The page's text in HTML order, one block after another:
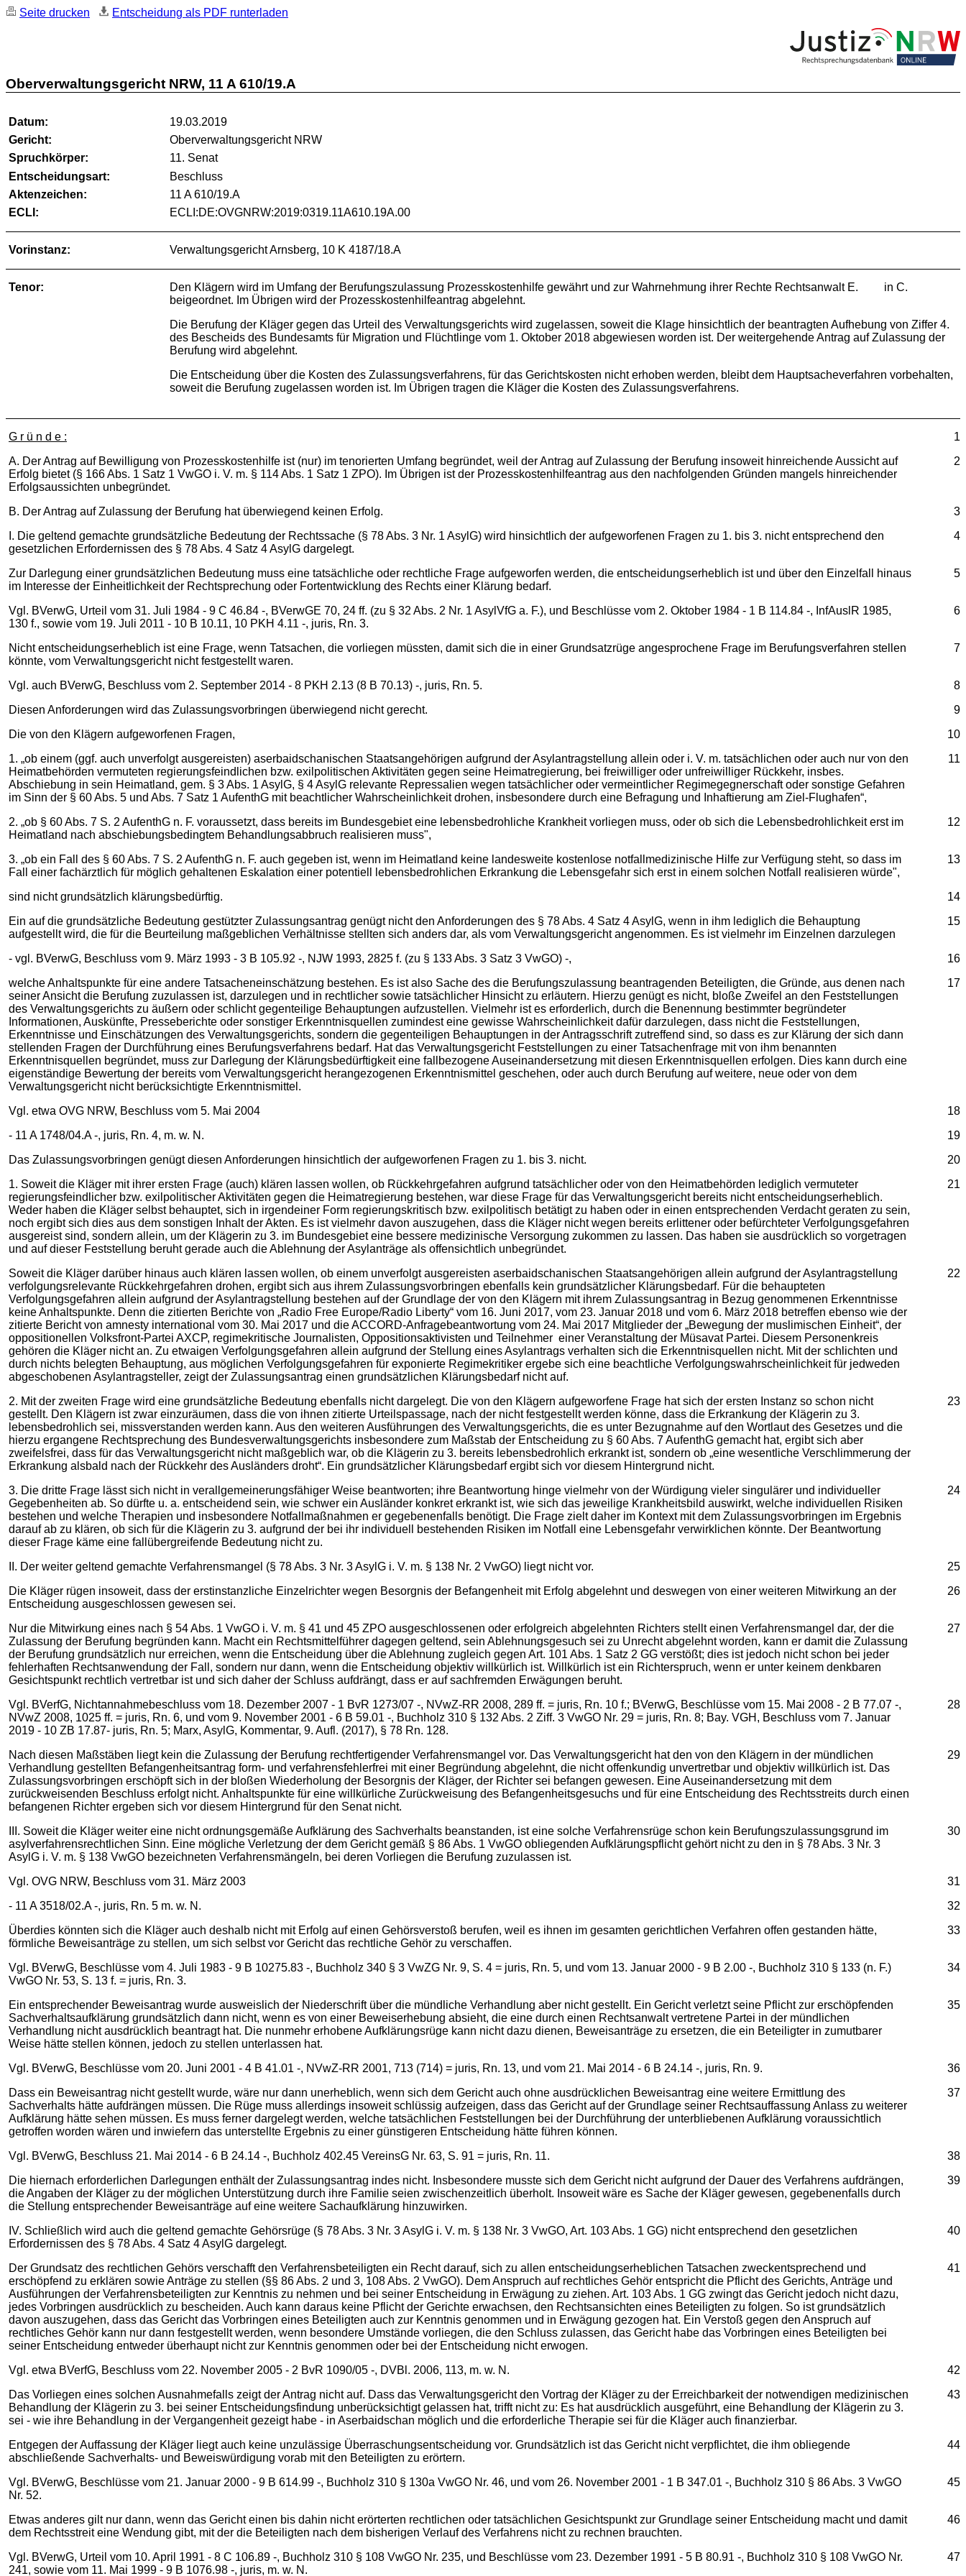
Seite drucken Entscheidung als PDF runterladen
Oberverwaltungsgericht NRW, 11 A 610/19.A
Datum:
19.03.2019
Gericht:
Oberverwaltungsgericht NRW
Spruchkörper:
11. Senat
Entscheidungsart:
Beschluss
Aktenzeichen:
11 A 610/19.A
ECLI:
ECLI:DE:OVGNRW:2019:0319.11A610.19A.00
Vorinstanz: Verwaltungsgericht Arnsberg, 10 K 4187/18.A
Tenor:
Den Klägern wird im Umfang der Berufungszulassung Prozesskostenhilfe gewährt und zur Wahrnehmung ihrer Rechte Rechtsanwalt E. in C.
beigeordnet. Im Übrigen wird der Prozesskostenhilfeantrag abgelehnt.
Die Berufung der Kläger gegen das Urteil des Verwaltungsgerichts wird zugelassen, soweit die Klage hinsichtlich der beantragten Aufhebung von Ziffer 4.
des Bescheids des Bundesamts für Migration und Flüchtlinge vom 1. Oktober 2018 abgewiesen worden ist. Der weitergehende Antrag auf Zulassung der
Berufung wird abgelehnt.
Die Entscheidung über die Kosten des Zulassungsverfahrens, für das Gerichtskosten nicht erhoben werden, bleibt dem Hauptsacheverfahren vorbehalten,
soweit die Berufung zugelassen worden ist. Im Übrigen tragen die Kläger die Kosten des Zulassungsverfahrens.
1
G r ü n d e :
2
A. Der Antrag auf Bewilligung von Prozesskostenhilfe ist (nur) im tenorierten Umfang begründet, weil der Antrag auf Zulassung der Berufung insoweit hinreichende Aussicht auf
Erfolg bietet (§ 166 Abs. 1 Satz 1 VwGO i. V. m. § 114 Abs. 1 Satz 1 ZPO). Im Übrigen ist der Prozesskostenhilfeantrag aus den nachfolgenden Gründen mangels hinreichender
Erfolgsaussichten unbegründet.
3
B. Der Antrag auf Zulassung der Berufung hat überwiegend keinen Erfolg.
4
I. Die geltend gemachte grundsätzliche Bedeutung der Rechtssache (§ 78 Abs. 3 Nr. 1 AsylG) wird hinsichtlich der aufgeworfenen Fragen zu 1. bis 3. nicht entsprechend den
gesetzlichen Erfordernissen des § 78 Abs. 4 Satz 4 AsylG dargelegt.
5
Zur Darlegung einer grundsätzlichen Bedeutung muss eine tatsächliche oder rechtliche Frage aufgeworfen werden, die entscheidungserheblich ist und über den Einzelfall hinaus
im Interesse der Einheitlichkeit der Rechtsprechung oder Fortentwicklung des Rechts einer Klärung bedarf.
6
Vgl. BVerwG, Urteil vom 31. Juli 1984 - 9 C 46.84 -, BVerwGE 70, 24 ff. (zu § 32 Abs. 2 Nr. 1 AsylVfG a. F.), und Beschlüsse vom 2. Oktober 1984 - 1 B 114.84 -, InfAuslR 1985,
130 f., sowie vom 19. Juli 2011 - 10 B 10.11, 10 PKH 4.11 -, juris, Rn. 3.
7
Nicht entscheidungserheblich ist eine Frage, wenn Tatsachen, die vorliegen müssten, damit sich die in einer Grundsatzrüge angesprochene Frage im Berufungsverfahren stellen
könnte, vom Verwaltungsgericht nicht festgestellt waren.
8
Vgl. auch BVerwG, Beschluss vom 2. September 2014 - 8 PKH 2.13 (8 B 70.13) -, juris, Rn. 5.
9
Diesen Anforderungen wird das Zulassungsvorbringen überwiegend nicht gerecht.
10
Die von den Klägern aufgeworfenen Fragen,
11
1. „ob einem (ggf. auch unverfolgt ausgereisten) aserbaidschanischen Staatsangehörigen aufgrund der Asylantragstellung allein oder i. V. m. tatsächlichen oder auch nur von den
Heimatbehörden vermuteten regierungsfeindlichen bzw. exilpolitischen Aktivitäten gegen seine Heimatregierung, bei freiwilliger oder unfreiwilliger Rückkehr, insbes.
Abschiebung in sein Heimatland, gem. § 3 Abs. 1 AsylG, § 4 AsylG relevante Repressalien wegen tatsächlicher oder vermeintlicher Regimegegnerschaft oder sonstige Gefahren
im Sinn der § 60 Abs. 5 und Abs. 7 Satz 1 AufenthG mit beachtlicher Wahrscheinlichkeit drohen, insbesondere durch eine Befragung und Inhaftierung am Ziel-Flughafen“,
12
2. „ob § 60 Abs. 7 S. 2 AufenthG n. F. voraussetzt, dass bereits im Bundesgebiet eine lebensbedrohliche Krankheit vorliegen muss, oder ob sich die Lebensbedrohlichkeit erst im
Heimatland nach abschiebungsbedingtem Behandlungsabbruch realisieren muss",
13
3. „ob ein Fall des § 60 Abs. 7 S. 2 AufenthG n. F. auch gegeben ist, wenn im Heimatland keine landesweite kostenlose notfallmedizinische Hilfe zur Verfügung steht, so dass im
Fall einer fachärztlich für möglich gehaltenen Eskalation einer potentiell lebensbedrohlichen Erkrankung die Lebensgefahr sich erst in einem solchen Notfall realisieren würde",
14
sind nicht grundsätzlich klärungsbedürftig.
15
Ein auf die grundsätzliche Bedeutung gestützter Zulassungsantrag genügt nicht den Anforderungen des § 78 Abs. 4 Satz 4 AsylG, wenn in ihm lediglich die Behauptung
aufgestellt wird, die für die Beurteilung maßgeblichen Verhältnisse stellten sich anders dar, als vom Verwaltungsgericht angenommen. Es ist vielmehr im Einzelnen darzulegen
16
- vgl. BVerwG, Beschluss vom 9. März 1993 - 3 B 105.92 -, NJW 1993, 2825 f. (zu § 133 Abs. 3 Satz 3 VwGO) -,
17
welche Anhaltspunkte für eine andere Tatsacheneinschätzung bestehen. Es ist also Sache des die Berufungszulassung beantragenden Beteiligten, die Gründe, aus denen nach
seiner Ansicht die Berufung zuzulassen ist, darzulegen und in rechtlicher sowie tatsächlicher Hinsicht zu erläutern. Hierzu genügt es nicht, bloße Zweifel an den Feststellungen
des Verwaltungsgerichts zu äußern oder schlicht gegenteilige Behauptungen aufzustellen. Vielmehr ist es erforderlich, durch die Benennung bestimmter begründeter
Informationen, Auskünfte, Presseberichte oder sonstiger Erkenntnisquellen zumindest eine gewisse Wahrscheinlichkeit dafür darzulegen, dass nicht die Feststellungen,
Erkenntnisse und Einschätzungen des Verwaltungsgerichts, sondern die gegenteiligen Behauptungen in der Antragsschrift zutreffend sind, so dass es zur Klärung der sich dann
stellenden Fragen der Durchführung eines Berufungsverfahrens bedarf. Hat das Verwaltungsgericht Feststellungen zu einer Tatsachenfrage mit von ihm benannten
Erkenntnisquellen begründet, muss zur Darlegung der Klärungsbedürftigkeit eine fallbezogene Auseinandersetzung mit diesen Erkenntnisquellen erfolgen. Dies kann durch eine
eigenständige Bewertung der bereits vom Verwaltungsgericht herangezogenen Erkenntnismittel geschehen, oder auch durch Berufung auf weitere, neue oder von dem
Verwaltungsgericht nicht berücksichtigte Erkenntnismittel.
18
Vgl. etwa OVG NRW, Beschluss vom 5. Mai 2004
19
- 11 A 1748/04.A -, juris, Rn. 4, m. w. N.
20
Das Zulassungsvorbringen genügt diesen Anforderungen hinsichtlich der aufgeworfenen Fragen zu 1. bis 3. nicht.
21
1. Soweit die Kläger mit ihrer ersten Frage (auch) klären lassen wollen, ob Rückkehrgefahren aufgrund tatsächlicher oder von den Heimatbehörden lediglich vermuteter
regierungsfeindlicher bzw. exilpolitischer Aktivitäten gegen die Heimatregierung bestehen, war diese Frage für das Verwaltungsgericht bereits nicht entscheidungserheblich.
Weder haben die Kläger selbst behauptet, sich in irgendeiner Form regierungskritisch bzw. exilpolitisch betätigt zu haben oder in einen entsprechenden Verdacht geraten zu sein,
noch ergibt sich dies aus dem sonstigen Inhalt der Akten. Es ist vielmehr davon auszugehen, dass die Kläger nicht wegen bereits erlittener oder befürchteter Verfolgungsgefahren
ausgereist sind, sondern allein, um der Klägerin zu 3. im Bundesgebiet eine bessere medizinische Versorgung zukommen zu lassen. Das haben sie ausdrücklich so vorgetragen
und auf dieser Feststellung beruht gerade auch die Ablehnung der Asylanträge als offensichtlich unbegründet.
22
Soweit die Kläger darüber hinaus auch klären lassen wollen, ob einem unverfolgt ausgereisten aserbaidschanischen Staatsangehörigen allein aufgrund der Asylantragstellung
verfolgungsrelevante Rückkehrgefahren drohen, ergibt sich aus ihrem Zulassungsvorbringen ebenfalls kein grundsätzlicher Klärungsbedarf. Für die behaupteten
Verfolgungsgefahren allein aufgrund der Asylantragstellung bestehen auf der Grundlage der von den Klägern mit ihrem Zulassungsantrag in Bezug genommenen Erkenntnisse
keine Anhaltspunkte. Denn die zitierten Berichte von „Radio Free Europe/Radio Liberty“ vom 16. Juni 2017, vom 23. Januar 2018 und vom 6. März 2018 betreffen ebenso wie der
zitierte Bericht von amnesty international vom 30. Mai 2017 und die ACCORD-Anfragebeantwortung vom 24. Mai 2017 Mitglieder der „Bewegung der muslimischen Einheit“, der
oppositionellen Volksfront-Partei AXCP, regimekritische Journalisten, Oppositionsaktivisten und Teilnehmer einer Veranstaltung der Müsavat Partei. Diesem Personenkreis
gehören die Kläger nicht an. Zu etwaigen Verfolgungsgefahren allein aufgrund der Stellung eines Asylantrags verhalten sich die Erkenntnisquellen nicht. Mit der schlichten und
durch nichts belegten Behauptung, aus möglichen Verfolgungsgefahren für exponierte Regimekritiker ergebe sich eine beachtliche Verfolgungswahrscheinlichkeit für jedweden
abgeschobenen Asylantragsteller, zeigt der Zulassungsantrag einen grundsätzlichen Klärungsbedarf nicht auf.
23
2. Mit der zweiten Frage wird eine grundsätzliche Bedeutung ebenfalls nicht dargelegt. Die von den Klägern aufgeworfene Frage hat sich der ersten Instanz so schon nicht
gestellt. Den Klägern ist zwar einzuräumen, dass die von ihnen zitierte Urteilspassage, nach der nicht festgestellt werden könne, dass die Erkrankung der Klägerin zu 3.
lebensbedrohlich sei, missverstanden werden kann. Aus den weiteren Ausführungen des Verwaltungsgerichts, die es unter Bezugnahme auf den Wortlaut des Gesetzes und die
hierzu ergangene Rechtsprechung des Bundesverwaltungsgerichts insbesondere zum Maßstab der Entscheidung zu § 60 Abs. 7 AufenthG gemacht hat, ergibt sich aber
zweifelsfrei, dass für das Verwaltungsgericht nicht maßgeblich war, ob die Klägerin zu 3. bereits lebensbedrohlich erkrankt ist, sondern ob „eine wesentliche Verschlimmerung der
Erkrankung alsbald nach der Rückkehr des Ausländers droht“. Ein grundsätzlicher Klärungsbedarf ergibt sich vor diesem Hintergrund nicht.
24
3. Die dritte Frage lässt sich nicht in verallgemeinerungsfähiger Weise beantworten; ihre Beantwortung hinge vielmehr von der Würdigung vieler singulärer und individueller
Gegebenheiten ab. So dürfte u. a. entscheidend sein, wie schwer ein Ausländer konkret erkrankt ist, wie sich das jeweilige Krankheitsbild auswirkt, welche individuellen Risiken
bestehen und welche Therapien und insbesondere Notfallmaßnahmen er gegebenenfalls benötigt. Die Frage zielt daher im Kontext mit dem Zulassungsvorbringen im Ergebnis
darauf ab zu klären, ob sich für die Klägerin zu 3. aufgrund der bei ihr individuell bestehenden Risiken im Notfall eine Lebensgefahr verwirklichen könnte. Der Beantwortung
dieser Frage käme eine fallübergreifende Bedeutung nicht zu.
25
II. Der weiter geltend gemachte Verfahrensmangel (§ 78 Abs. 3 Nr. 3 AsylG i. V. m. § 138 Nr. 2 VwGO) liegt nicht vor.
26
Die Kläger rügen insoweit, dass der erstinstanzliche Einzelrichter wegen Besorgnis der Befangenheit mit Erfolg abgelehnt und deswegen von einer weiteren Mitwirkung an der
Entscheidung ausgeschlossen gewesen sei.
27
Nur die Mitwirkung eines nach § 54 Abs. 1 VwGO i. V. m. § 41 und 45 ZPO ausgeschlossenen oder erfolgreich abgelehnten Richters stellt einen Verfahrensmangel dar, der die
Zulassung der Berufung begründen kann. Macht ein Rechtsmittelführer dagegen geltend, sein Ablehnungsgesuch sei zu Unrecht abgelehnt worden, kann er damit die Zulassung
der Berufung grundsätzlich nur erreichen, wenn die Entscheidung über die Ablehnung zugleich gegen Art. 101 Abs. 1 Satz 2 GG verstößt; dies ist jedoch nicht schon bei jeder
fehlerhaften Rechtsanwendung der Fall, sondern nur dann, wenn die Entscheidung objektiv willkürlich ist. Willkürlich ist ein Richterspruch, wenn er unter keinem denkbaren
Gesichtspunkt rechtlich vertretbar ist und sich daher der Schluss aufdrängt, dass er auf sachfremden Erwägungen beruht.
28
Vgl. BVerfG, Nichtannahmebeschluss vom 18. Dezember 2007 - 1 BvR 1273/07 -, NVwZ-RR 2008, 289 ff. = juris, Rn. 10 f.; BVerwG, Beschlüsse vom 15. Mai 2008 - 2 B 77.07 -,
NVwZ 2008, 1025 ff. = juris, Rn. 6, und vom 9. November 2001 - 6 B 59.01 -, Buchholz 310 § 132 Abs. 2 Ziff. 3 VwGO Nr. 29 = juris, Rn. 8; Bay. VGH, Beschluss vom 7. Januar
2019 - 10 ZB 17.87- juris, Rn. 5; Marx, AsylG, Kommentar, 9. Aufl. (2017), § 78 Rn. 128.
29
Nach diesen Maßstäben liegt kein die Zulassung der Berufung rechtfertigender Verfahrensmangel vor. Das Verwaltungsgericht hat den von den Klägern in der mündlichen
Verhandlung gestellten Befangenheitsantrag form- und verfahrensfehlerfrei mit einer Begründung abgelehnt, die nicht offenkundig unvertretbar und objektiv willkürlich ist. Das
Zulassungsvorbringen erschöpft sich in der bloßen Wiederholung der Besorgnis der Kläger, der Richter sei befangen gewesen. Eine Auseinandersetzung mit dem
zurückweisenden Beschluss erfolgt nicht. Anhaltspunkte für eine willkürliche Zurückweisung des Befangenheitsgesuchs und für eine Entscheidung des Rechtsstreits durch einen
befangenen Richter ergeben sich vor diesem Hintergrund für den Senat nicht.
30
III. Soweit die Kläger weiter eine nicht ordnungsgemäße Aufklärung des Sachverhalts beanstanden, ist eine solche Verfahrensrüge schon kein Berufungszulassungsgrund im
asylverfahrensrechtlichen Sinn. Eine mögliche Verletzung der dem Gericht gemäß § 86 Abs. 1 VwGO obliegenden Aufklärungspflicht gehört nicht zu den in § 78 Abs. 3 Nr. 3
AsylG i. V. m. § 138 VwGO bezeichneten Verfahrensmängeln, bei deren Vorliegen die Berufung zuzulassen ist.
31
Vgl. OVG NRW, Beschluss vom 31. März 2003
32
- 11 A 3518/02.A -, juris, Rn. 5 m. w. N.
33
Überdies könnten sich die Kläger auch deshalb nicht mit Erfolg auf einen Gehörsverstoß berufen, weil es ihnen im gesamten gerichtlichen Verfahren offen gestanden hätte,
förmliche Beweisanträge zu stellen, um sich selbst vor Gericht das rechtliche Gehör zu verschaffen.
34
Vgl. BVerwG, Beschlüsse vom 4. Juli 1983 - 9 B 10275.83 -, Buchholz 340 § 3 VwZG Nr. 9, S. 4 = juris, Rn. 5, und vom 13. Januar 2000 - 9 B 2.00 -, Buchholz 310 § 133 (n. F.)
VwGO Nr. 53, S. 13 f. = juris, Rn. 3.
35
Ein entsprechender Beweisantrag wurde ausweislich der Niederschrift über die mündliche Verhandlung aber nicht gestellt. Ein Gericht verletzt seine Pflicht zur erschöpfenden
Sachverhaltsaufklärung grundsätzlich dann nicht, wenn es von einer Beweiserhebung absieht, die eine durch einen Rechtsanwalt vertretene Partei in der mündlichen
Verhandlung nicht ausdrücklich beantragt hat. Die nunmehr erhobene Aufklärungsrüge kann nicht dazu dienen, Beweisanträge zu ersetzen, die ein Beteiligter in zumutbarer
Weise hätte stellen können, jedoch zu stellen unterlassen hat.
36
Vgl. BVerwG, Beschlüsse vom 20. Juni 2001 - 4 B 41.01 -, NVwZ-RR 2001, 713 (714) = juris, Rn. 13, und vom 21. Mai 2014 - 6 B 24.14 -, juris, Rn. 9.
37
Dass ein Beweisantrag nicht gestellt wurde, wäre nur dann unerheblich, wenn sich dem Gericht auch ohne ausdrücklichen Beweisantrag eine weitere Ermittlung des
Sachverhalts hätte aufdrängen müssen. Die Rüge muss allerdings insoweit schlüssig aufzeigen, dass das Gericht auf der Grundlage seiner Rechtsauffassung Anlass zu weiterer
Aufklärung hätte sehen müssen. Es muss ferner dargelegt werden, welche tatsächlichen Feststellungen bei der Durchführung der unterbliebenen Aufklärung voraussichtlich
getroffen worden wären und inwiefern das unterstellte Ergebnis zu einer günstigeren Entscheidung hätte führen können.
38
Vgl. BVerwG, Beschluss 21. Mai 2014 - 6 B 24.14 -, Buchholz 402.45 VereinsG Nr. 63, S. 91 = juris, Rn. 11.
39
Die hiernach erforderlichen Darlegungen enthält der Zulassungsantrag indes nicht. Insbesondere musste sich dem Gericht nicht aufgrund der Dauer des Verfahrens aufdrängen,
die Angaben der Kläger zu der möglichen Unterstützung durch ihre Familie seien zwischenzeitlich überholt. Insoweit wäre es Sache der Kläger gewesen, gegebenenfalls durch
die Stellung entsprechender Beweisanträge auf eine weitere Sachaufklärung hinzuwirken.
40
IV. Schließlich wird auch die geltend gemachte Gehörsrüge (§ 78 Abs. 3 Nr. 3 AsylG i. V. m. § 138 Nr. 3 VwGO, Art. 103 Abs. 1 GG) nicht entsprechend den gesetzlichen
Erfordernissen des § 78 Abs. 4 Satz 4 AsylG dargelegt.
41
Der Grundsatz des rechtlichen Gehörs verschafft den Verfahrensbeteiligten ein Recht darauf, sich zu allen entscheidungserheblichen Tatsachen zweckentsprechend und
erschöpfend zu erklären sowie Anträge zu stellen (§§ 86 Abs. 2 und 3, 108 Abs. 2 VwGO). Dem Anspruch auf rechtliches Gehör entspricht die Pflicht des Gerichts, Anträge und
Ausführungen der Verfahrensbeteiligten zur Kenntnis zu nehmen und bei seiner Entscheidung in Erwägung zu ziehen. Art. 103 Abs. 1 GG zwingt das Gericht jedoch nicht dazu,
jedes Vorbringen ausdrücklich zu bescheiden. Auch kann daraus keine Pflicht der Gerichte erwachsen, den Rechtsansichten eines Beteiligten zu folgen. So ist grundsätzlich
davon auszugehen, dass das Gericht das Vorbringen eines Beteiligten auch zur Kenntnis genommen und in Erwägung gezogen hat. Ein Verstoß gegen den Anspruch auf
rechtliches Gehör kann nur dann festgestellt werden, wenn besondere Umstände vorliegen, die den Schluss zulassen, das Gericht habe das Vorbringen eines Beteiligten bei
seiner Entscheidung entweder überhaupt nicht zur Kenntnis genommen oder bei der Entscheidung nicht erwogen.
42
Vgl. etwa BVerfG, Beschluss vom 22. November 2005 - 2 BvR 1090/05 -, DVBl. 2006, 113, m. w. N.
43
Das Vorliegen eines solchen Ausnahmefalls zeigt der Antrag nicht auf. Dass das Verwaltungsgericht den Vortrag der Kläger zu der Erreichbarkeit der notwendigen medizinischen
Behandlung der Klägerin zu 3. bei seiner Entscheidungsfindung unberücksichtigt gelassen hat, trifft nicht zu: Es hat ausdrücklich ausgeführt, eine Behandlung der Klägerin zu 3.
sei - wie ihre Behandlung in der Vergangenheit gezeigt habe - in Aserbaidschan möglich und die erforderliche Therapie sei für die Kläger auch finanzierbar.
44
Entgegen der Auffassung der Kläger liegt auch keine unzulässige Überraschungsentscheidung vor. Grundsätzlich ist das Gericht nicht verpflichtet, die ihm obliegende
abschließende Sachverhalts- und Beweiswürdigung vorab mit den Beteiligten zu erörtern.
45
Vgl. BVerwG, Beschlüsse vom 21. Januar 2000 - 9 B 614.99 -, Buchholz 310 § 130a VwGO Nr. 46, und vom 26. November 2001 - 1 B 347.01 -, Buchholz 310 § 86 Abs. 3 VwGO
Nr. 52.
46
Etwas anderes gilt nur dann, wenn das Gericht einen bis dahin nicht erörterten rechtlichen oder tatsächlichen Gesichtspunkt zur Grundlage seiner Entscheidung macht und damit
dem Rechtsstreit eine Wendung gibt, mit der die Beteiligten nach dem bisherigen Verlauf des Verfahrens nicht zu rechnen brauchten.
47
Vgl. BVerwG, Urteil vom 10. April 1991 - 8 C 106.89 -, Buchholz 310 § 108 VwGO Nr. 235, und Beschlüsse vom 23. Dezember 1991 - 5 B 80.91 -, Buchholz 310 § 108 VwGO Nr.
241, sowie vom 11. Mai 1999 - 9 B 1076.98 -, juris, m. w. N.